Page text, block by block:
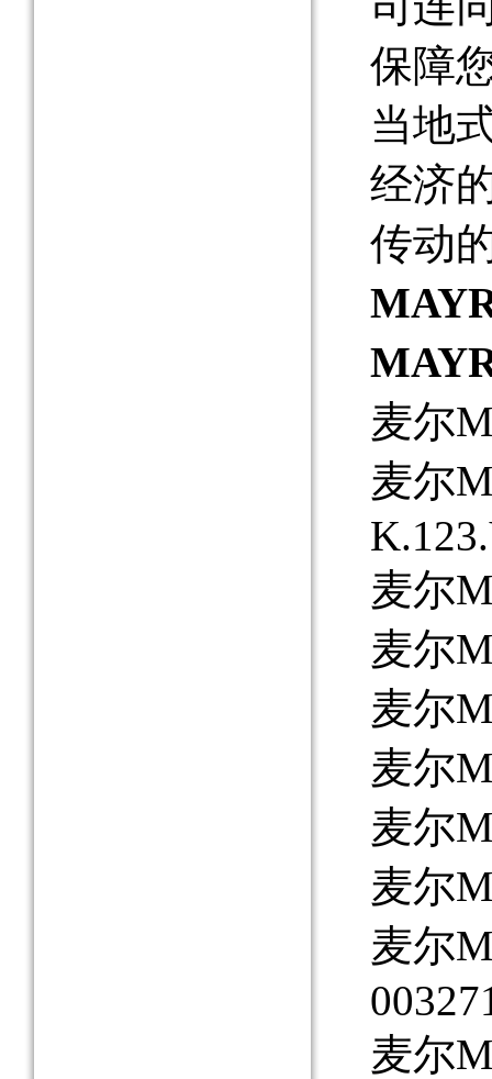
保障
当地
经济
传动
麦尔
麦尔
麦尔
麦尔
麦尔
麦尔
麦尔
麦尔
麦尔
麦尔